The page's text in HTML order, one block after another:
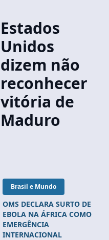
Estados
Unidos
dizem não
reconhecer
vitória de
Maduro
Brasil e Mundo
OMS DECLARA SURTO DE
EBOLA NA ÁFRICA COMO
EMERGÊNCIA
INTERNACIONAL